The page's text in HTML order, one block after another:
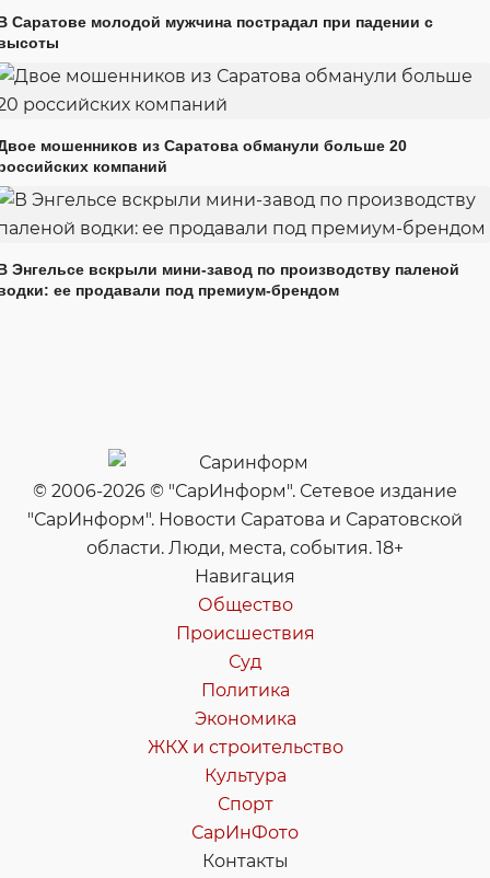
Саратове молодой мужчина пострадал при падении с
мошенников из Саратова обманули больше 20
компаний
Энгельсе вскрыли мини-завод по производству паленой
ее продавали под премиум-брендом
© 2006-2026 © "СарИнформ". Сетевое издание
"СарИнформ". Новости Саратова и Саратовской
области. Люди, места, события. 18+
Навигация
Общество
Происшествия
Суд
Политика
Экономика
ЖКХ и строительство
Культура
Спорт
СарИнФото
Контакты